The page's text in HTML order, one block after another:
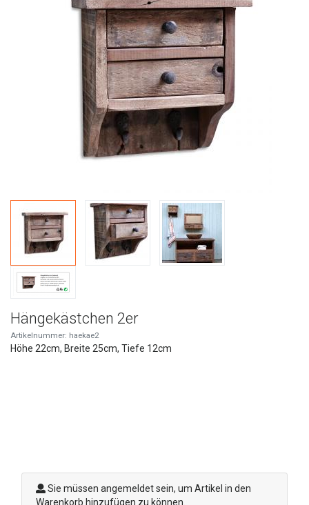
Hängekästchen 2er
Artikelnummer: haekae2
Höhe 22cm, Breite 25cm, Tiefe 12cm
Sie müssen angemeldet sein, um Artikel in den
Warenkorb hinzufügen zu können.